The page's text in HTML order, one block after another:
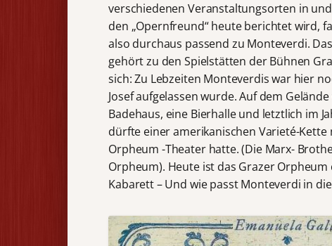
verschiedenen Veranstaltungsorten in
den „Opernfreund“ heute berichtet wird,
also durchaus passend zu Monteverdi.
gehört zu den Spielstätten der Bühnen
sich: Zu Lebzeiten Monteverdis war hier
Josef aufgelassen wurde. Auf dem
Badehaus, eine Bierhalle und letztlich im
dürfte einer amerikanischen Varieté-
Orpheum -Theater hatte. (Die Marx-
Orpheum). Heute ist das Grazer Orpheum
Kabarett – Und wie passt Monteverdi in